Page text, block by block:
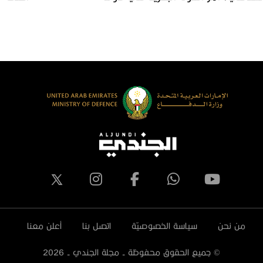
من نحن سياسة الخصوصيّة اتصل بنا أعلن معنا
© جميع الحقوق محفوظة - مجلة الجندي - 2026